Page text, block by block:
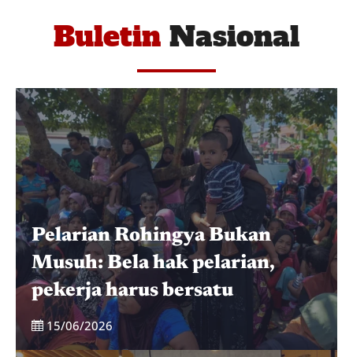
Buletin Nasional
Pelarian Rohingya Bukan
Musuh: Bela hak pelarian,
pekerja harus bersatu
15/06/2026